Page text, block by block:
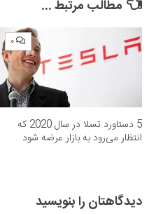
مطالب مرتبط ...
۰
5 دستاورد تسلا در سال 2020 که
انتظار می‌رود به بازار عرضه شود
دیدگاهتان را بنویسید